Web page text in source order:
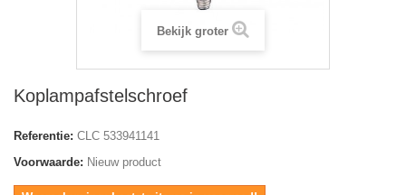
Bekijk groter
Koplampafstelschroef
Referentie: CLC 533941141
Voorwaarde: Nieuw product